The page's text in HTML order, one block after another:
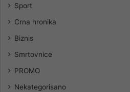
Sport
Crna hronika
Biznis
Smrtovnice
PROMO
Nekategorisano